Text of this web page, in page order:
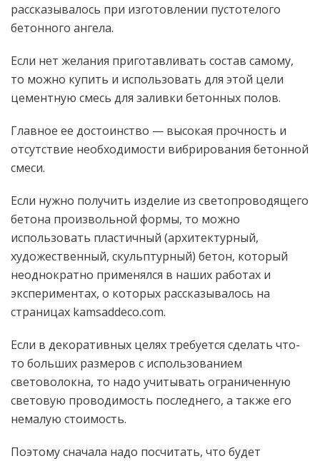
рассказывалось при изготовлении пустотелого
бетонного ангела.
Если нет желания приготавливать состав самому,
то можно купить и использовать для этой цели
цементную смесь для заливки бетонных полов.
Главное ее достоинство — высокая прочность и
отсутствие необходимости вибрирования бетонной
смеси.
Если нужно получить изделие из светопроводящего
бетона произвольной формы, то можно
использовать пластичный (архитектурный,
художественный, скульптурный) бетон, который
неоднократно применялся в наших работах и
экспериментах, о которых рассказывалось на
страницах kamsaddeco.com.
Если в декоративных целях требуется сделать что-
то больших размеров с использованием
световолокна, то надо учитывать ограниченную
световую проводимость последнего, а также его
немалую стоимость.
Поэтому сначала надо посчитать, что будет